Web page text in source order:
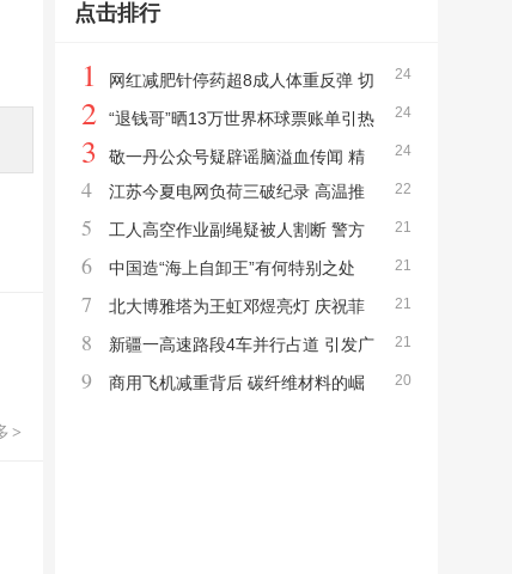
>
点击排行
24
1
网红减肥针停药超8成人体重反弹 切
勿盲目跟风
24
2
“退钱哥”晒13万世界杯球票账单引热
议！决赛一张票就达50500元 球迷豪掷百万
观赛
24
3
敬一丹公众号疑辟谣脑溢血传闻 精
选留言不信谣
22
4
江苏今夏电网负荷三破纪录 高温推
动用电新高
21
5
工人高空作业副绳疑被人割断 警方
介入
21
6
中国造“海上自卸王”有何特别之处
一举创下三项世界纪录
21
7
北大博雅塔为王虹邓煜亮灯 庆祝菲
尔兹奖荣耀
21
8
新疆一高速路段4车并行占道 引发广
泛关注
20
9
商用飞机减重背后 碳纤维材料的崛